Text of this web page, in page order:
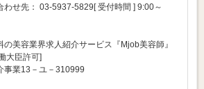
わせ先： 03-5937-5829[ 受付時間 ] 9:00～
の美容業界求人紹介サービス『Mjob美容師』
大臣許可]
事業13－ユ－310999